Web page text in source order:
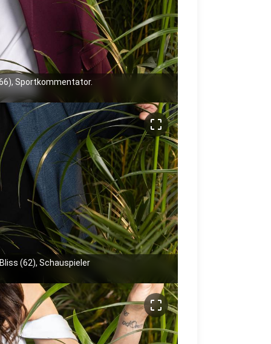
Sportkommentator.
crop_free
(62), Schauspieler
crop_free